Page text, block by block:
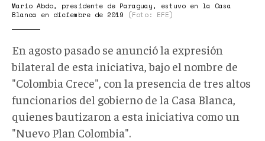
Mario Abdo, presidente de Paraguay, estuvo en la Casa
Blanca en diciembre de 2019
(Foto: EFE)
En agosto pasado se anunció la expresión
bilateral de esta iniciativa, bajo el nombre de
"Colombia Crece", con la presencia de tres altos
funcionarios del gobierno de la Casa Blanca,
quienes bautizaron a esta iniciativa como un
"Nuevo Plan Colombia".